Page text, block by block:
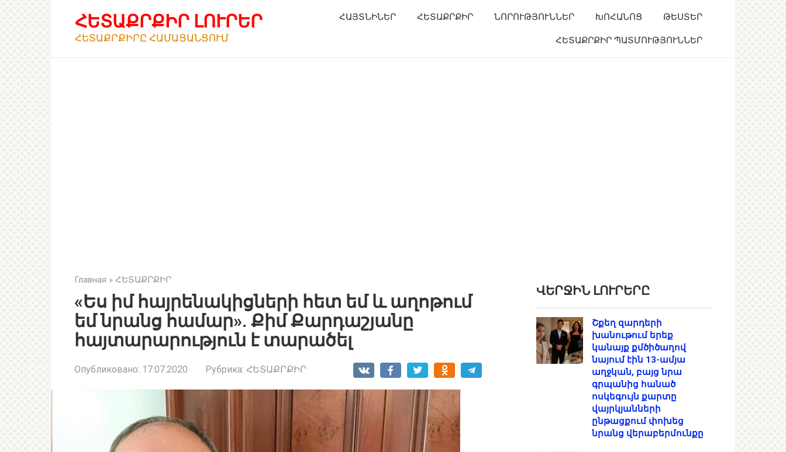
ՀԵՏԱՔՐՔԻՐ ԼՈՒՐԵՐ
ՀԵՏԱՔՐՔԻՐԸ ՀԱՄԱՑԱՆՑՈՒՄ
ՀԱՅՏՆԻՆԵՐ ՀԵՏԱՔՐՔԻՐ ՆՈՐՈՒԹՅՈՒՆՆԵՐ ԽՈՀԱՆՈՑ ԹԵՍՏԵՐ
ՀԵՏԱՔՐՔԻՐ ՊԱՏՄՈՒԹՅՈՒՆՆԵՐ
Главная » ՀԵՏԱՔՐՔԻՐ
«Ես իմ հայրենակիցների հետ եմ և աղոթում
եմ նրանց համար». Քիմ Քարդաշյանը
հայտարարություն է տարածել
Опубликовано: 17.07.2020 Рубрика: ՀԵՏԱՔՐՔԻՐ
ՎԵՐՋԻՆ ԼՈՒՐԵՐԸ
Շքեղ զարդերի
խանութում երեք
կանայք քմծիծաղով
նայում էին 13-ամյա
աղջկան, բայց նրա
գրպանից հանած
ոսկեգույն քարտը
վայրկյանների
ընթացքում փոխեց
նրանց վերաբերմունքը